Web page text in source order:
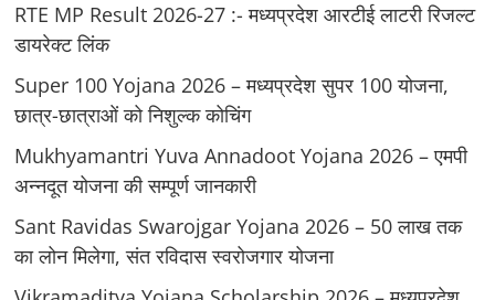
RTE MP Result 2026-27 :- मध्‍यप्रदेश आरटीई लाटरी रिजल्ट
डायरेक्ट लिंक
Super 100 Yojana 2026 – मध्यप्रदेश सुपर 100 योजना,
छात्र-छात्राओं को निशुल्क कोचिंग
Mukhyamantri Yuva Annadoot Yojana 2026 – एमपी
अन्नदूत योजना की सम्पूर्ण जानकारी
Sant Ravidas Swarojgar Yojana 2026 – 50 लाख तक
का लोन मिलेगा, संत रविदास स्वरोजगार योजना